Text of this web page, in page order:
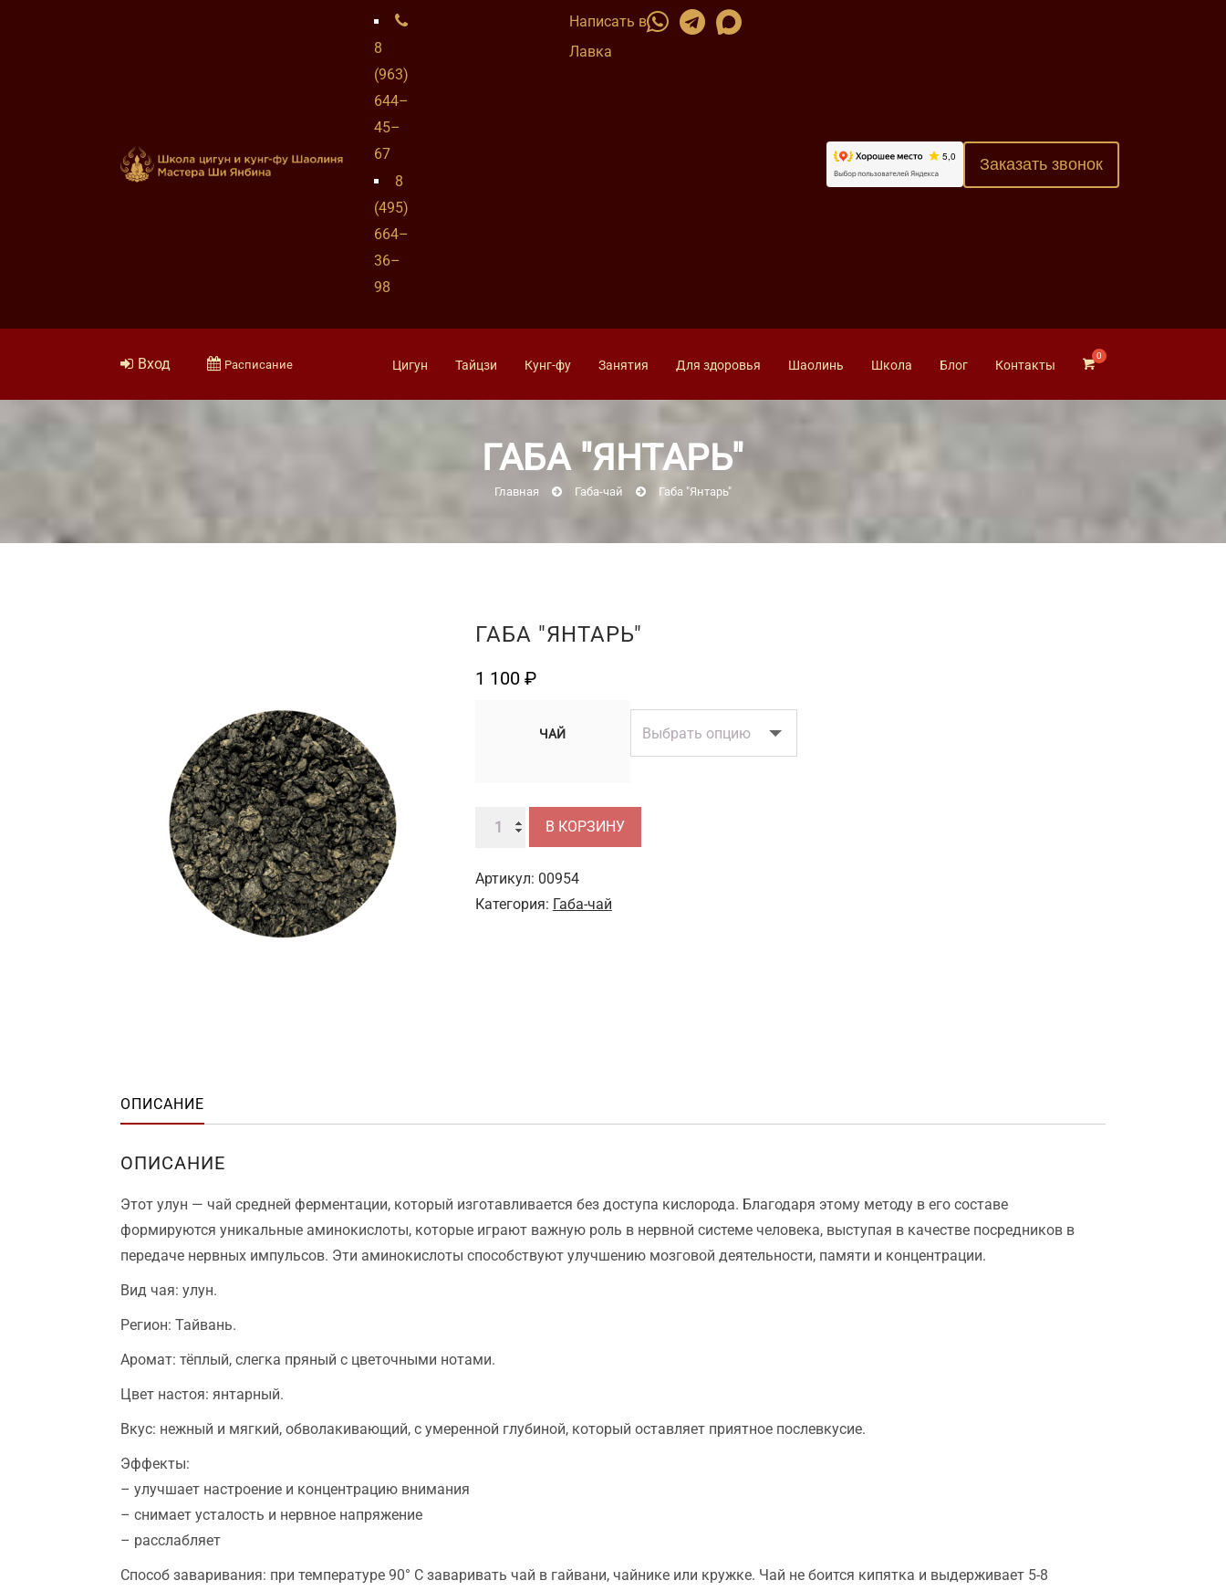
8
(963)
644–
45–
67
8
(495)
664–
36–
98
Написать в
Лавка
Заказать звонок
Вход Расписание Цигун Тайцзи Кунг-фу Занятия Для здоровья Шаолинь Школа Блог Контакты
ГАБА "ЯНТАРЬ"
Главная Габа-чай Габа "Янтарь"
ГАБА "ЯНТАРЬ"
1 100 ₽
ЧАЙ
Количество
Габа
"Янтарь"
В КОРЗИНУ
Артикул: 00954
Категория: Габа-чай
ОПИСАНИЕ
ОПИСАНИЕ
Этот улун — чай средней ферментации, который изготавливается без доступа кислорода. Благодаря этому методу в его составе
формируются уникальные аминокислоты, которые играют важную роль в нервной системе человека, выступая в качестве посредников в
передаче нервных импульсов. Эти аминокислоты способствуют улучшению мозговой деятельности, памяти и концентрации.
Вид чая: улун.
Регион: Тайвань.
Аромат: тёплый, слегка пряный с цветочными нотами.
Цвет настоя: янтарный.
Вкус: нежный и мягкий, обволакивающий, с умеренной глубиной, который оставляет приятное послевкусие.
Эффекты:
– улучшает настроение и концентрацию внимания
– снимает усталость и нервное напряжение
– расслабляет
Способ заваривания: при температуре 90° C заваривать чай в гайвани, чайнике или кружке. Чай не боится кипятка и выдерживает 5-8